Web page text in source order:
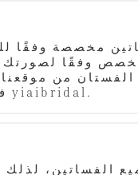
مخصصة وفقًا
فسوف نخبرك مقدمًا. جميع الصور الحقيقية الموجودة على موقعنا تم تصميمها خصيصًا لعملائنا من قبل مصنع yiaibridal.
الفساتين، لذلك